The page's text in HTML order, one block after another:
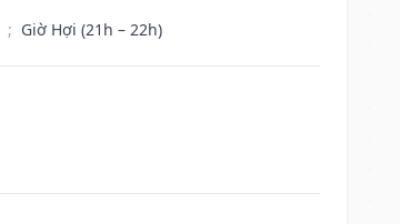
; Giờ Hợi (21h – 22h)